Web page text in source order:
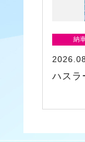
納
ハス